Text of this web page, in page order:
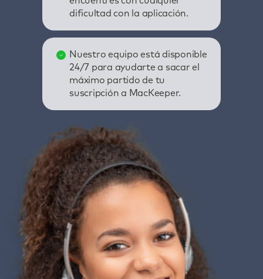
dificultad con la aplicación.
Nuestro equipo está disponible
24/7 para ayudarte a sacar el
máximo partido de tu
suscripción a MacKeeper.